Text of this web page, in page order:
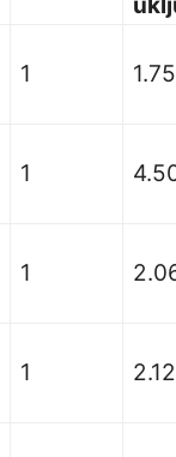
1
1
1
1